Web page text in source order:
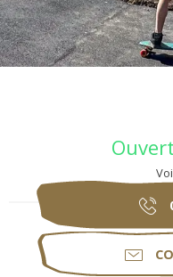
Ouverture